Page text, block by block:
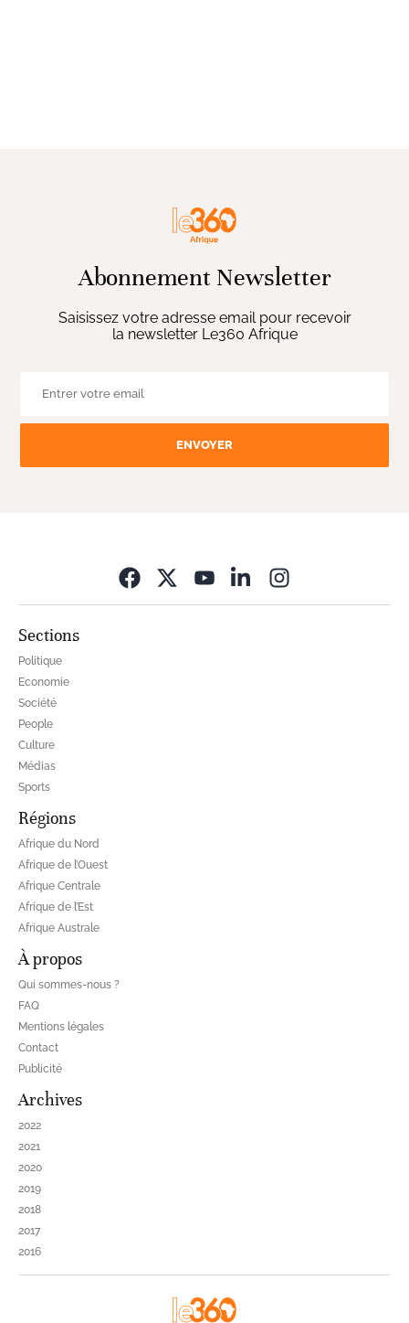
Abonnement Newsletter
Saisissez votre adresse email pour recevoir
la newsletter Le360 Afrique
ENVOYER
Sections
Politique
Economie
Société
People
Culture
Médias
Sports
Régions
Afrique du Nord
Afrique de l’Ouest
Afrique Centrale
Afrique de l’Est
Afrique Australe
À propos
Qui sommes-nous ?
FAQ
Mentions légales
Contact
Publicité
Archives
2022
2021
2020
2019
2018
2017
2016